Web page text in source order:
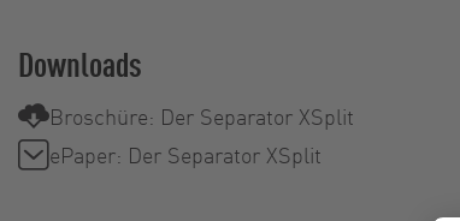
Downloads
Broschüre: Der Separator XSplit
ePaper: Der Separator XSplit